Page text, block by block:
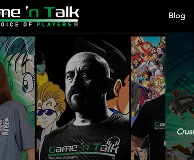
Blog